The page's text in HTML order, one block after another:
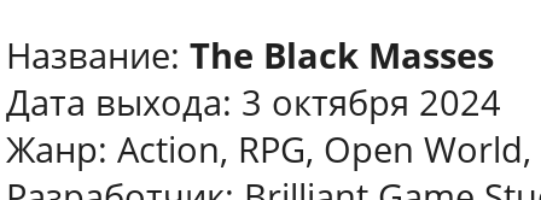
Название: The Black Masses
Дата выхода: 3 октября 2024
Жанр: Action, RPG, Open